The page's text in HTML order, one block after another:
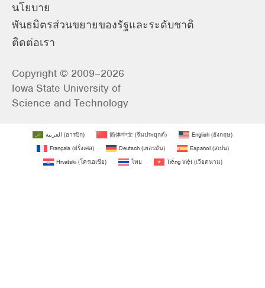
นโยบาย
พันธมิตรส่วนขยายของรัฐและระดับชาติ
ติดต่อเรา
Copyright © 2009–2026
Iowa State University of
Science and Technology
العربية (อารบิก) 简体中文 (จีนประยุกต์) English (อังกฤษ)
Français(ฝรั่งเศส) Deutsch(เยอรมัน) Español(สเปน)
Hrvatski(โครเอเชีย) ไทย Tiếng Việt(เวียดนาม)